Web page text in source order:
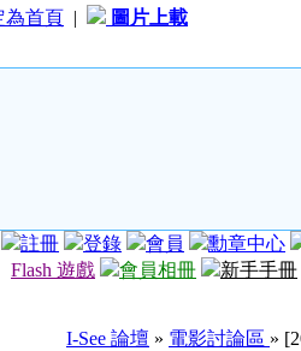
為首頁 | 圖片上載
註冊 登錄 會員
勳章中心
Flash 遊戲
會員相冊 新手手冊
I-See 論壇 » 電影討論區 »